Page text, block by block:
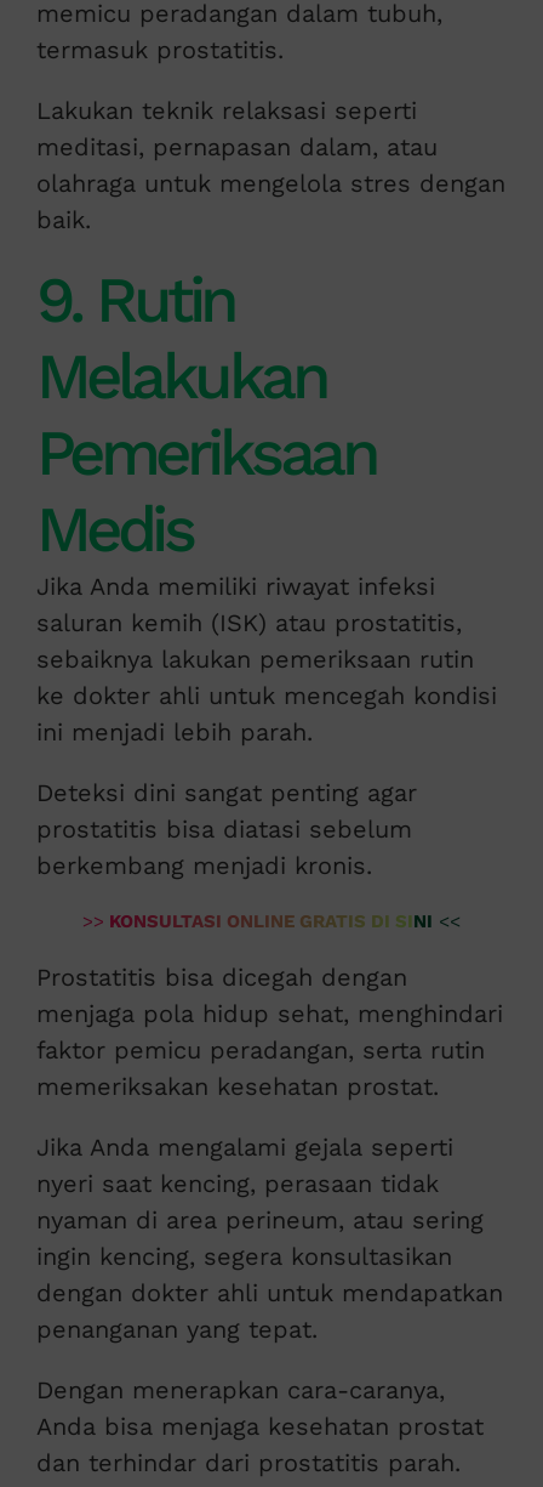
memicu peradangan dalam tubuh,
termasuk prostatitis.
Lakukan teknik relaksasi seperti
meditasi, pernapasan dalam, atau
olahraga untuk mengelola stres dengan
baik.
9. Rutin
Melakukan
Pemeriksaan
Medis
Jika Anda memiliki riwayat infeksi
saluran kemih (ISK) atau prostatitis,
sebaiknya lakukan pemeriksaan rutin
ke dokter ahli untuk mencegah kondisi
ini menjadi lebih parah.
Deteksi dini sangat penting agar
prostatitis bisa diatasi sebelum
berkembang menjadi kronis.
>> KONSULTASI ONLINE GRATIS DI SINI <<
Prostatitis bisa dicegah dengan
menjaga pola hidup sehat, menghindari
faktor pemicu peradangan, serta rutin
memeriksakan kesehatan prostat.
Jika Anda mengalami gejala seperti
nyeri saat kencing, perasaan tidak
nyaman di area perineum, atau sering
ingin kencing, segera konsultasikan
dengan dokter ahli untuk mendapatkan
penanganan yang tepat.
Dengan menerapkan cara-caranya,
Anda bisa menjaga kesehatan prostat
dan terhindar dari prostatitis parah.